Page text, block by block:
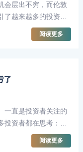
会层出不穷，而伦敦
了越来越多的投资
为避险资产的地位愈
例子，通过对伦敦金
阅读更多
了
一直是投资者关注的
资者都在思考：如
阅读更多